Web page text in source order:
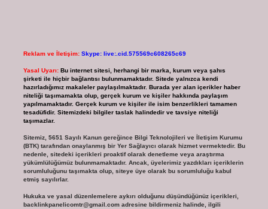
Reklam ve İletişim: Skype: live:.cid.575569c608265c69
Yasal Uyarı: Bu internet sitesi, herhangi bir marka, kurum veya şahıs
şirketi ile hiçbir bağlantısı bulunmamaktadır. Sitede yalnızca kendi
hazırladığımız makaleler paylaşılmaktadır. Burada yer alan içerikler haber
niteliği taşımamakta olup, gerçek kurum ve kişiler hakkında paylaşım
yapılmamaktadır. Gerçek kurum ve kişiler ile isim benzerlikleri tamamen
tesadüfidir. Sitemizdeki bilgiler taslak halindedir ve tavsiye niteliği
taşımazlar.
Sitemiz, 5651 Sayılı Kanun gereğince Bilgi Teknolojileri ve İletişim Kurumu
(BTK) tarafından onaylanmış bir Yer Sağlayıcı olarak hizmet vermektedir. Bu
nedenle, sitedeki içerikleri proaktif olarak denetleme veya araştırma
yükümlülüğümüz bulunmamaktadır. Ancak, üyelerimiz yazdıkları içeriklerin
sorumluluğunu taşımakta olup, siteye üye olarak bu sorumluluğu kabul
etmiş sayılırlar.
Hukuka ve yasal düzenlemelere aykırı olduğunu düşündüğünüz içerikleri,
backlinkpanelicomtr@gmail.comadresine bildirmeniz halinde, ilgili